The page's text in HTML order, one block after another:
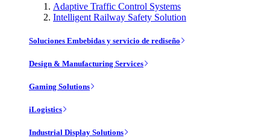
Adaptive Traffic Control Systems
Intelligent Railway Safety Solution
Soluciones Embebidas y servicio de rediseño
Design & Manufacturing Services
Gaming Solutions
iLogistics
Industrial Display Solutions